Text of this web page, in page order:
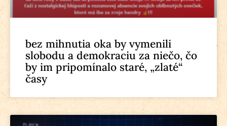
bez mihnutia oka by vymenili
slobodu a demokraciu za niečo, čo
by im pripomínalo staré, „zlaté“
časy